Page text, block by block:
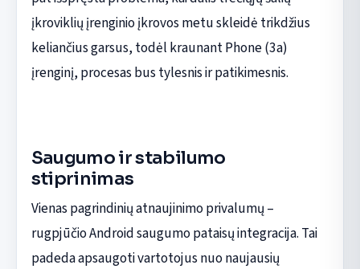
įkroviklių įrenginio įkrovos metu skleidė trikdžius
keliančius garsus, todėl kraunant Phone (3a)
įrenginį, procesas bus tylesnis ir patikimesnis.
Saugumo ir stabilumo
stiprinimas
Vienas pagrindinių atnaujinimo privalumų –
rugpjūčio Android saugumo pataisų integracija. Tai
padeda apsaugoti vartotojus nuo naujausių